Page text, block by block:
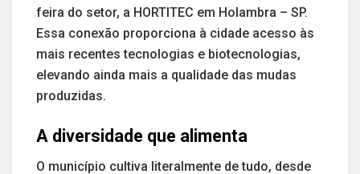
feira do setor, a HORTITEC em Holambra – SP.
Essa conexão proporciona à cidade acesso às
mais recentes tecnologias e biotecnologias,
elevando ainda mais a qualidade das mudas
produzidas.
A diversidade que alimenta
O município cultiva literalmente de tudo, desde